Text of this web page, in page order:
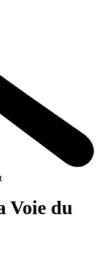
Voie du